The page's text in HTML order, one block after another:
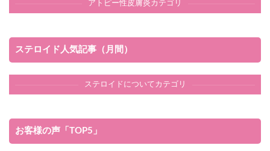
アトピー性皮膚炎カテゴリ
ステロイド人気記事（月間）
ステロイドについてカテゴリ
お客様の声「TOP5」